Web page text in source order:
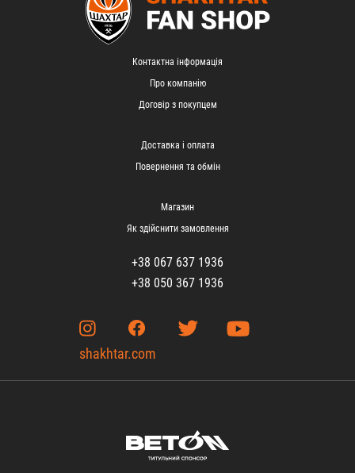
Контактна інформація
Про компанію
Договір з покупцем
Доставка і оплата
Повернення та обмін
Магазин
Як здійснити замовлення
+38 067 637 1936
+38 050 367 1936
shakhtar.com